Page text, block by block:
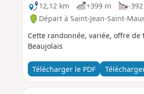
12,12 km
+399 m -
Départ à Saint-Jean-Saint-
Cette randonnée, variée, offre
Beaujolais
Télécharger le PDF